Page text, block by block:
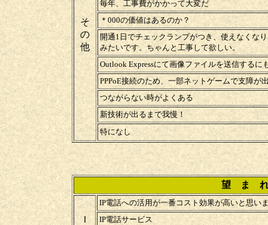
そ
の
他
毎年、工事費がかかって大変だ
＊000の価値はあるのか？
開通1日でチェックランプがつき、使えなくな
みたいです。ちゃんと工事して欲しい。
Outlook Expressにて画像ファイルを送信する
PPPoE接続のため、一部ネットゲームで支障が
つながらない時がよくある
新技術が出るまで我慢！
特になし
望 ま
Ｉ
IP電話への活用が一番コスト効果が高いと思い
IP電話サービス